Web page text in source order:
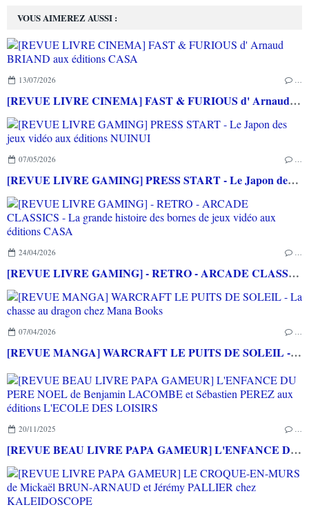
VOUS AIMEREZ AUSSI :
13/07/2026 …
[REVUE LIVRE CINEMA] FAST & FURIOUS d' Arnaud BRIAND aux éditions CASA
07/05/2026 …
[REVUE LIVRE GAMING] PRESS START - Le Japon des jeux vidéo aux éditions NUINUI
24/04/2026 …
[REVUE LIVRE GAMING] - RETRO - ARCADE CLASSICS - La grande histoire des bornes de jeux vidéo aux éditions CASA
07/04/2026 …
[REVUE MANGA] WARCRAFT LE PUITS DE SOLEIL - La chasse au dragon chez Mana Books
20/11/2025 …
[REVUE BEAU LIVRE PAPA GAMEUR] L'ENFANCE DU PERE NOEL de Benjamin LACOMBE et Sébastien PEREZ aux éditions L'ECOLE DES LOISIRS